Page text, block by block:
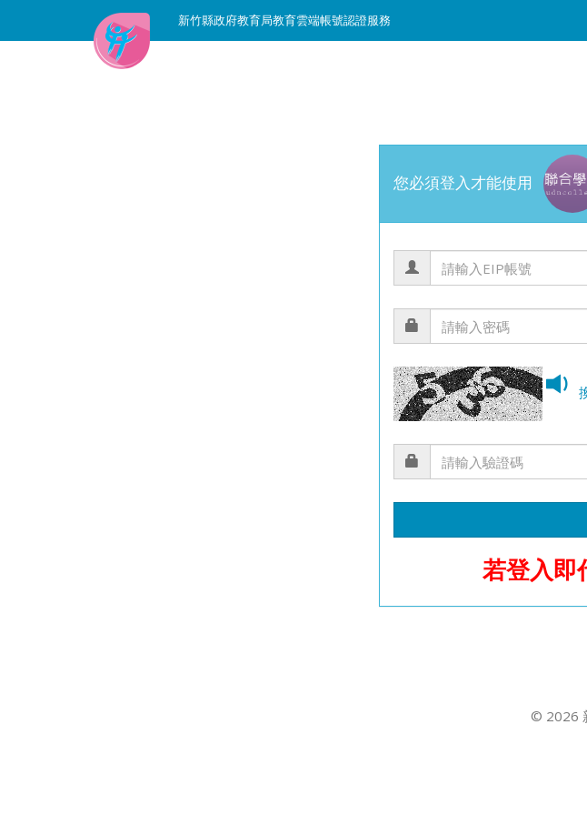
新竹縣政府教育局教育雲端帳號認證服務
您必須登入才能使用
若登入即
© 2026